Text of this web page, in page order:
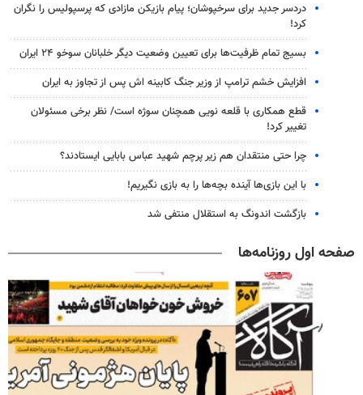
دردسر جدید برای سرخپوشان؛ پیام بازیکن مازادی که پرسپولیس را نگران
کرد!
بسیج تمام ظرفیت‌ها برای تعیین وضعیت دیگر خلبانان سوخو ۲۴ ایران
افزایش خشم ترامپ از وزیر جنگ کابینه اش پس از تجاوز به ایران
قطع همکاری با قلعه نویی همچنان سوژه است/ نظر برخی مسئولان
تغییر کرد!
چرا حتی منتقدان هم زیر پرچم شهید عباس بابایی ایستادند؟
با این بازی‌ها آینده بچه‌ها را به بازی نگیریم!
بازگشت اندونگ به استقلال منتفی شد
صفحه اول روزنامه‌ها